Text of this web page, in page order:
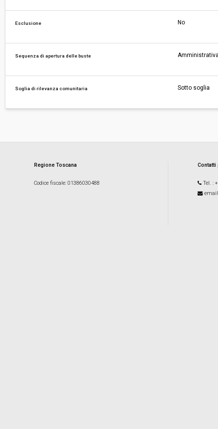
Esclusione No
Sequenza di apertura delle buste
Soglia di rilevanza comunitaria Sotto soglia
Regione Toscana
Codice fiscale: 01386030488 Tel. :
email